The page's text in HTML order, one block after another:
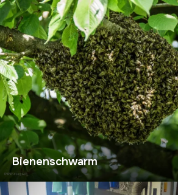
Bienenschwarm